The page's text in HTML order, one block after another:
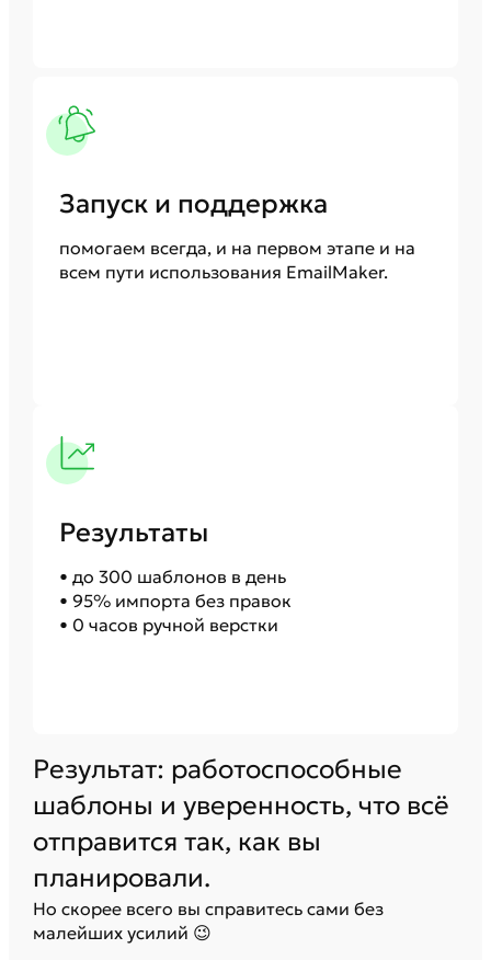
Запуск и поддержка
помогаем всегда, и на первом этапе и на
всем пути использования EmailMaker.
Результаты
• до 300 шаблонов в день
• 95% импорта без правок
• 0 часов ручной верстки
Результат: работоспособные
шаблоны и уверенность, что всё
отправится так, как вы
планировали.
Но скорее всего вы справитесь сами без
малейших усилий 😉